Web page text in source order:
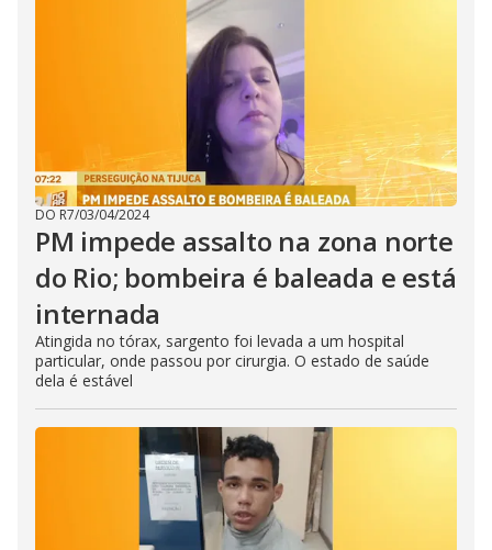
DO R7/03/04/2024
PM impede assalto na zona norte
do Rio; bombeira é baleada e está
internada
Atingida no tórax, sargento foi levada a um hospital
particular, onde passou por cirurgia. O estado de saúde
dela é estável